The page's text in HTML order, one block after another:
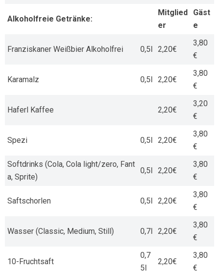
Alkoholfreie Getränke:
Mitglied
er
Gäst
e
Franziskaner Weißbier Alkoholfrei 0,5l 2,20€
3,80
€
Karamalz 0,5l 2,20€
3,80
€
Haferl Kaffee 2,20€
3,20
€
Spezi 0,5l 2,20€
3,80
€
Softdrinks (Cola, Cola light/zero, Fant
a, Sprite)
0,5l 2,20€
3,80
€
Saftschorlen 0,5l 2,20€
3,80
€
Wasser (Classic, Medium, Still) 0,7l 2,20€
3,80
€
10-Fruchtsaft
0,7
5l
2,20€
3,80
€